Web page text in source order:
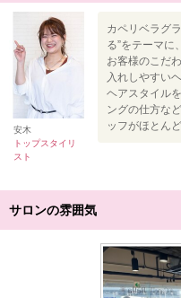
安木
トップスタイリ
スト
カペリベラグ
る”をテーマに
お客様のこだ
入れしやすい
ヘアスタイル
ングの仕方な
ッフがほとん
サロンの雰囲気